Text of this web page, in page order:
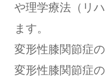
や理学療法（リ
ます。
変形性膝関節症
変形性膝関節症